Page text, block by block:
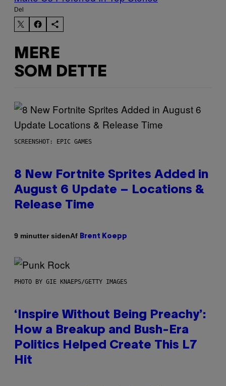
Del
MERE
SOM DETTE
SCREENSHOT: EPIC GAMES
8 New Fortnite Sprites Added in
August 6 Update – Locations &
Release Time
9 minutter sidenAf Brent Koepp
PHOTO BY GIE KNAEPS/GETTY IMAGES
‘Inspire Without Being Preachy’:
How a Breakup and Bush-Era
Politics Helped Create This L7
Hit